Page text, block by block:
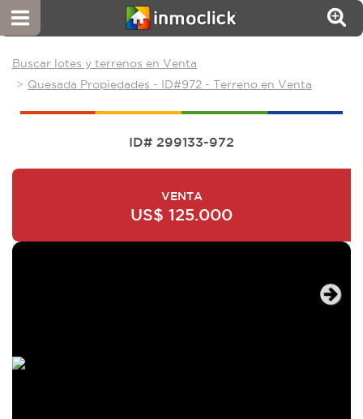
Buscar lotes y terrenos en Venta
Quesada Propiedades - ID#972 - Terreno en Venta
ID# 299133-972
VENTA
US$ 125.000